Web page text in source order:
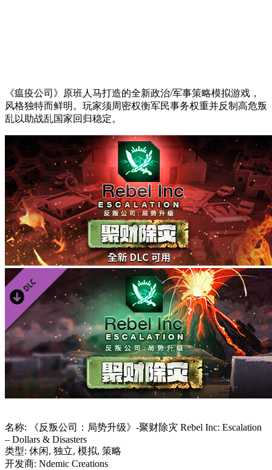
《瘟疫公司》原班人马打造的全新政治/军事策略模拟游戏，
风格独特而鲜明。玩家须周密权衡军民事务权重并反制高危叛
乱以助战乱国家回归稳定。
名称: 《反叛公司：局势升级》-聚财除灾 Rebel Inc: Escalation
– Dollars & Disasters
类型: 休闲, 独立, 模拟, 策略
开发商: Ndemic Creations